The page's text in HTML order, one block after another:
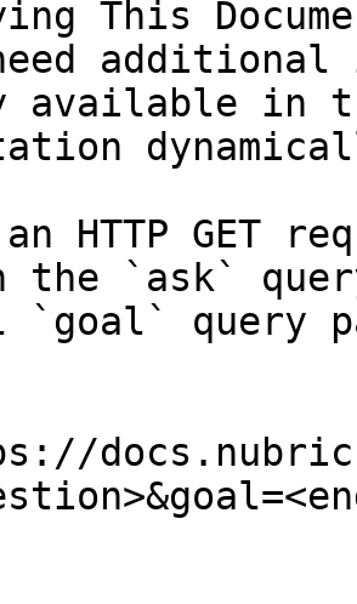
This
in
HTTP GET
the `ask`
`goal` query